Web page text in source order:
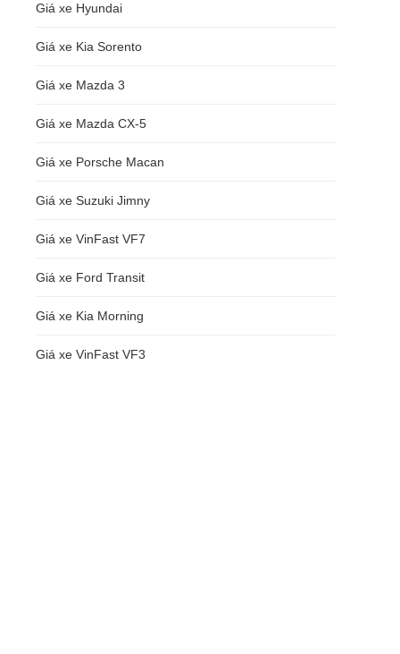
Giá xe Hyundai
Giá xe Kia Sorento
Giá xe Mazda 3
Giá xe Mazda CX-5
Giá xe Porsche Macan
Giá xe Suzuki Jimny
Giá xe VinFast VF7
Giá xe Ford Transit
Giá xe Kia Morning
Giá xe VinFast VF3